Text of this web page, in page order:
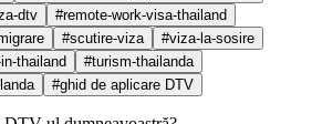
dtv
#remote-work-visa-thailand
#scutire-viza
#viza-la-sosire
thailand
#turism-thailanda
#ghid de aplicare DTV